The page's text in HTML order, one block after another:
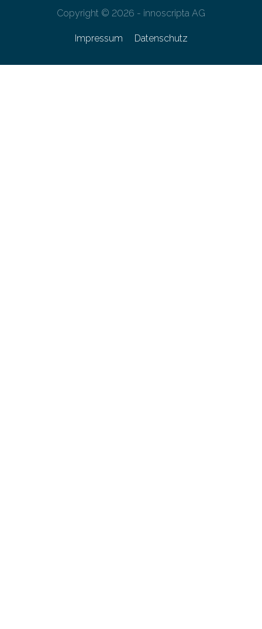
Copyright © 2026 - innoscripta AG
Impressum Datenschutz